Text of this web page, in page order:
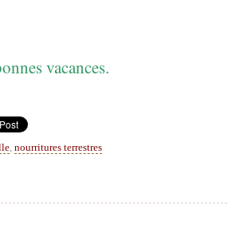
vacances.
, nourritures terrestres